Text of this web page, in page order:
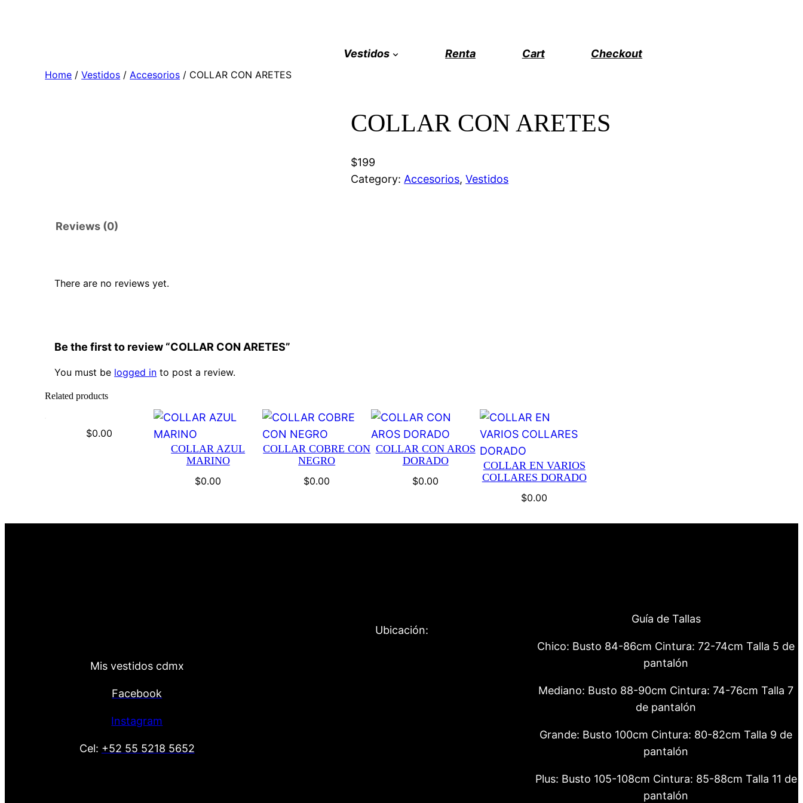
Vestidos Renta Cart Checkout
Home /Vestidos /Accesorios / COLLAR CON ARETES
COLLAR CON ARETES
$199
Category:Accesorios, Vestidos
Reviews (0)
There are no reviews yet.
Be the first to review “COLLAR CON ARETES”
You must be logged in to post a review.
Related products
$0.00
COLLAR AZUL
MARINO
$0.00
COLLAR COBRE CON
NEGRO
$0.00
COLLAR CON AROS
DORADO
$0.00
COLLAR EN VARIOS
COLLARES DORADO
$0.00
Mis vestidos cdmx
Facebook
Instagram
Cel: +52 55 5218 5652
Ubicación:
Guía de Tallas
Chico: Busto 84-86cm Cintura: 72-74cm Talla 5 de
pantalón
Mediano: Busto 88-90cm Cintura: 74-76cm Talla 7
de pantalón
Grande: Busto 100cm Cintura: 80-82cm Talla 9 de
pantalón
Plus: Busto 105-108cm Cintura: 85-88cm Talla 11 de
pantalón